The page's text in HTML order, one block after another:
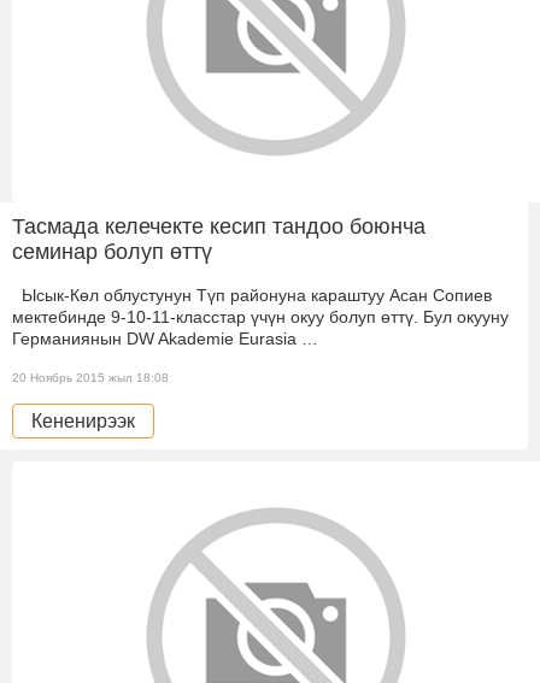
Тасмада келечекте кесип тандоо боюнча
семинар болуп өттү
Ысык-Көл облустунун Түп районуна караштуу Асан Сопиев
мектебинде 9-10-11-класстар үчүн окуу болуп өттү. Бул окууну
Германиянын DW Akademie Eurasia …
20 Ноябрь 2015 жыл 18:08
Кененирээк